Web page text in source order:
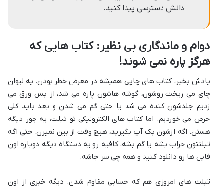
دانش دسترسی پیدا کنید.
دوام و ماندگاری بی نظیر: کتاب هایی که
هرگز پاره نمی شوند!
یادش بخیر، کتاب های چاپی همیشه در معرض خطر بودن. یه لیوان
چای می ریخت روشون، گوشه هاشون پاره می شد، از بس ورق می
زدیم جلدشون کنده می شد یا حتی گم می شدن و بعد باید کلی
حرص می خوردیم. اما کتاب های الکترونیکی تو تبلت، یه جور دیگه
هستن. اگه ازشون بک آپ بگیرید، هیچ وقت از بین نمیرن. حتی اگه
تبلتتون خراب بشه یا گم بشه، کافیه رو یه دستگاه دیگه دوباره اون
فایل ها رو دانلود کنید و همه چی سر جاشه.
تبلت های امروزی هم که حسابی مقاوم شدن. دیگه خبری از اون